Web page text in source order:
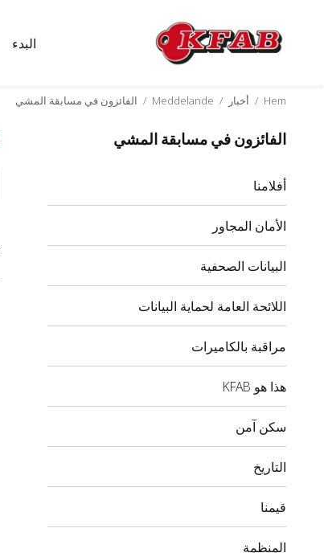
Skip
البدء
Hem
/ أخبار /
Meddelande
/ الفائزون في مسابقة المشي
الفائزون في مسابقة المشي
أفلامنا
الأمان المجاور
البيانات الصحفية
اللائحة العامة لحماية البيانات
مراقبة بالكاميرات
هذا هو KFAB
سكن آمن
التاريخ
قيمنا
المنظمة